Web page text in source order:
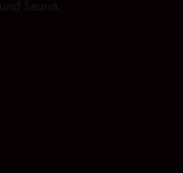
Sauna.